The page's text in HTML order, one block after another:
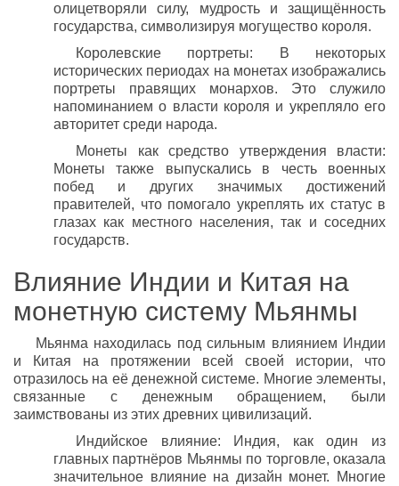
олицетворяли силу, мудрость и защищённость
государства, символизируя могущество короля.
Королевские портреты: В некоторых
исторических периодах на монетах изображались
портреты правящих монархов. Это служило
напоминанием о власти короля и укрепляло его
авторитет среди народа.
Монеты как средство утверждения власти:
Монеты также выпускались в честь военных
побед и других значимых достижений
правителей, что помогало укреплять их статус в
глазах как местного населения, так и соседних
государств.
Влияние Индии и Китая на
монетную систему Мьянмы
Мьянма находилась под сильным влиянием Индии
и Китая на протяжении всей своей истории, что
отразилось на её денежной системе. Многие элементы,
связанные с денежным обращением, были
заимствованы из этих древних цивилизаций.
Индийское влияние: Индия, как один из
главных партнёров Мьянмы по торговле, оказала
значительное влияние на дизайн монет. Многие